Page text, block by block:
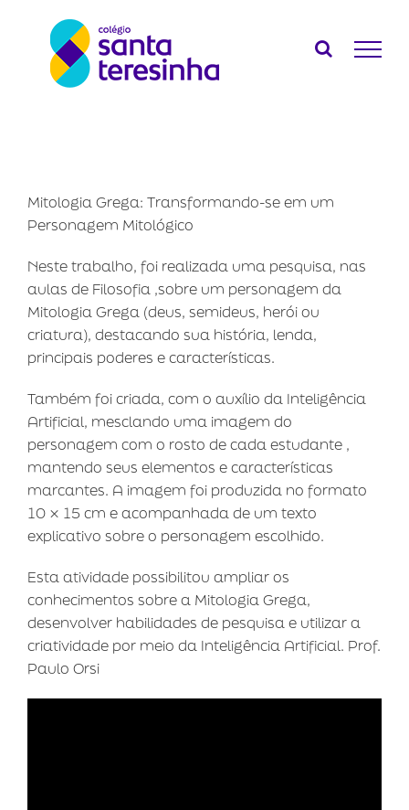
conteúdo
Mitologia Grega: Transformando-se em um
Personagem Mitológico
Neste trabalho, foi realizada uma pesquisa, nas
aulas de Filosofia ,sobre um personagem da
Mitologia Grega (deus, semideus, herói ou
criatura), destacando sua história, lenda,
principais poderes e características.
Também foi criada, com o auxílio da Inteligência
Artificial, mesclando uma imagem do
personagem com o rosto de cada estudante ,
mantendo seus elementos e características
marcantes. A imagem foi produzida no formato
10 × 15 cm e acompanhada de um texto
explicativo sobre o personagem escolhido.
Esta atividade possibilitou ampliar os
conhecimentos sobre a Mitologia Grega,
desenvolver habilidades de pesquisa e utilizar a
criatividade por meio da Inteligência Artificial. Prof.
Paulo Orsi